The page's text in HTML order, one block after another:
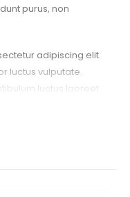
purus, non
adipiscing elit.
luctus vulputate.
luctus laoreet
cursus, tortor at